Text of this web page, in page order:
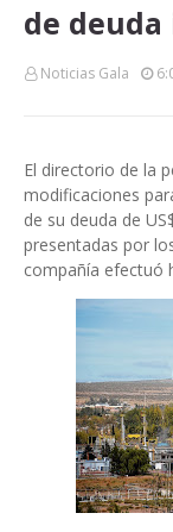
de
Noticias Gala
El directorio de la
modificaciones
de su deuda de
presentadas por
compañía efectuó